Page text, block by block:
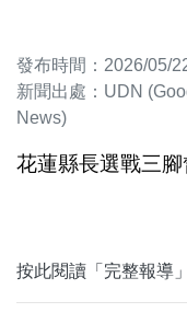
發布時間：2026/05/
新聞出處：UDN
News)
花蓮縣長選戰三
按此閱讀「完整報導」